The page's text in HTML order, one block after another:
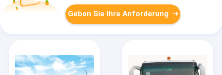
Geben Sie Ihre Anforderung